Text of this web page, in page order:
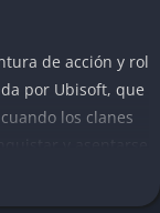
de acción y rol
por Ubisoft, que
los clanes
a